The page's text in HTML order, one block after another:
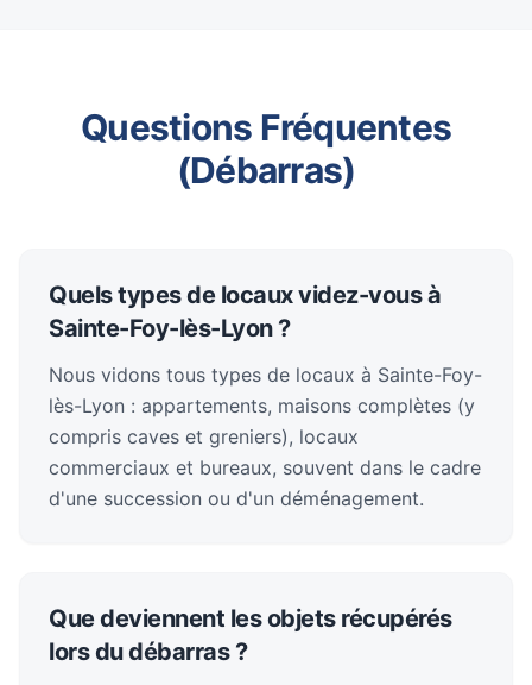
Questions Fréquentes
(Débarras)
Quels types de locaux videz-vous à
Sainte-Foy-lès-Lyon ?
Nous vidons tous types de locaux à Sainte-Foy-
lès-Lyon : appartements, maisons complètes (y
compris caves et greniers), locaux
commerciaux et bureaux, souvent dans le cadre
d'une succession ou d'un déménagement.
Que deviennent les objets récupérés
lors du débarras ?